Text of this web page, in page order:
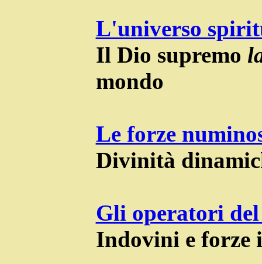
L'universo
Il Dio supremo
mondo
Le forze
Divinità
Gli operatori del
Indovini e